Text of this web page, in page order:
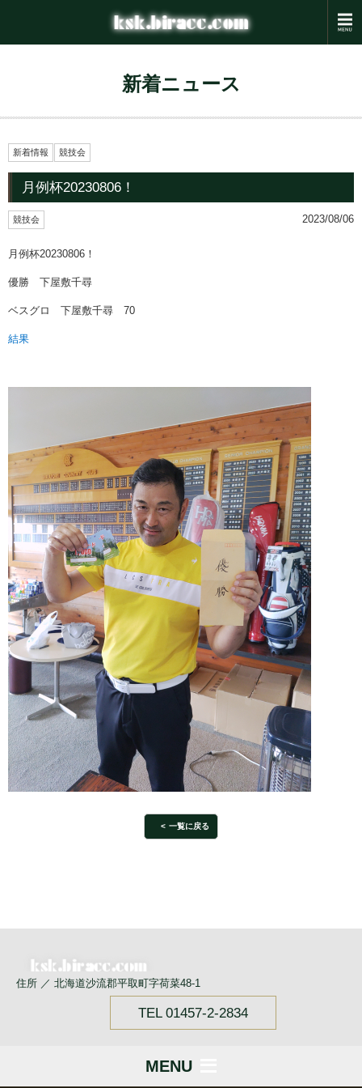
新着ニュース
新着情報 競技会
月例杯20230806！
競技会 2023/08/06
月例杯20230806！
優勝 下屋敷千尋
ベスグロ 下屋敷千尋 70
結果
一覧に戻る
住所 ／ 北海道沙流郡平取町字荷菜48-1
TEL 01457-2-2834
MENU